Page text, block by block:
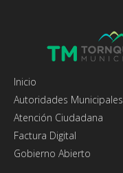
Inicio
Autoridades Municipales
Atención Ciudadana
Factura Digital
Gobierno Abierto